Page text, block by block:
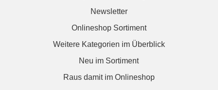
Newsletter
Onlineshop Sortiment
Weitere Kategorien im Überblick
Neu im Sortiment
Raus damit im Onlineshop